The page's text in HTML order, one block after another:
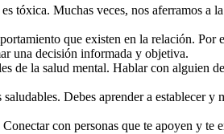
tóxica. Muchas veces, nos aferramos a
que existen en la relación.
una decisión informada y objetiva.
de la salud mental. Hablar con alguien
Debes aprender a establecer
con personas que te apoyen y